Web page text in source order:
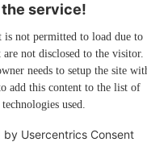
the service!
is not permitted to load due to
are not disclosed to the visitor.
needs to setup the site
add this content to the list of
technologies used.
by Usercentrics Consent